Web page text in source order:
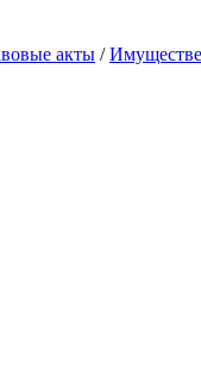
акты /